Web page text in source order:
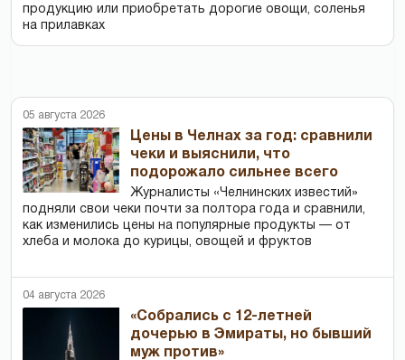
продукцию или приобретать дорогие овощи, соленья
на прилавках
05 августа 2026
Цены в Челнах за год: сравнили
чеки и выяснили, что
подорожало сильнее всего
Журналисты «Челнинских известий»
подняли свои чеки почти за полтора года и сравнили,
как изменились цены на популярные продукты — от
хлеба и молока до курицы, овощей и фруктов
04 августа 2026
«Собрались с 12-летней
дочерью в Эмираты, но бывший
муж против»